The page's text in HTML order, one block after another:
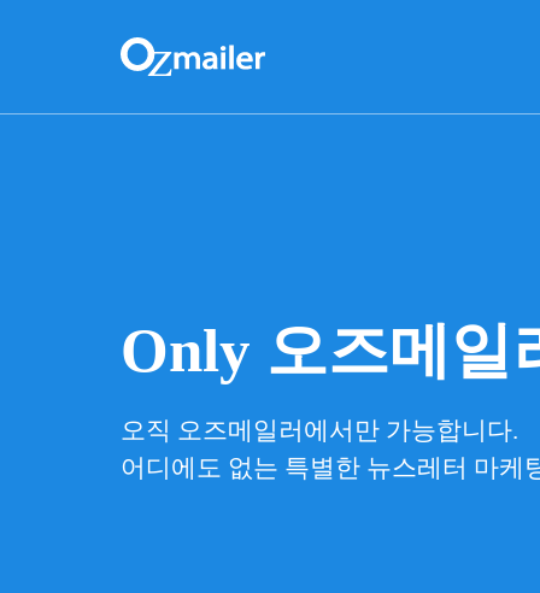
Only 오즈메일
오직 오즈메일러에서만 가능합니다.
어디에도 없는 특별한 뉴스레터 마케